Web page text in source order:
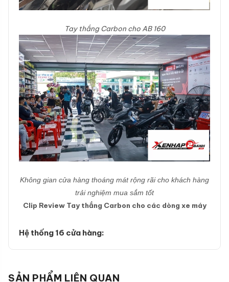
Tay thắng Carbon cho AB 160
Không gian cửa hàng thoáng mát rộng rãi cho khách hàng
trải nghiệm mua sắm tốt
Clip Review Tay thắng Carbon cho các dòng xe máy
Hệ thống 16 cửa hàng:
SẢN PHẨM LIÊN QUAN